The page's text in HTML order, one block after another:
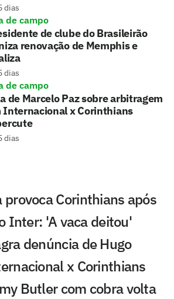
dias
de campo
de clube do Brasileirão
renovação de Memphis e
dias
de campo
de Marcelo Paz sobre arbitragem
Internacional x Corinthians
dias
Corinthians após
Inter: 'A vaca deitou'
denúncia de Hugo
x Corinthians
Butler com cobra volta